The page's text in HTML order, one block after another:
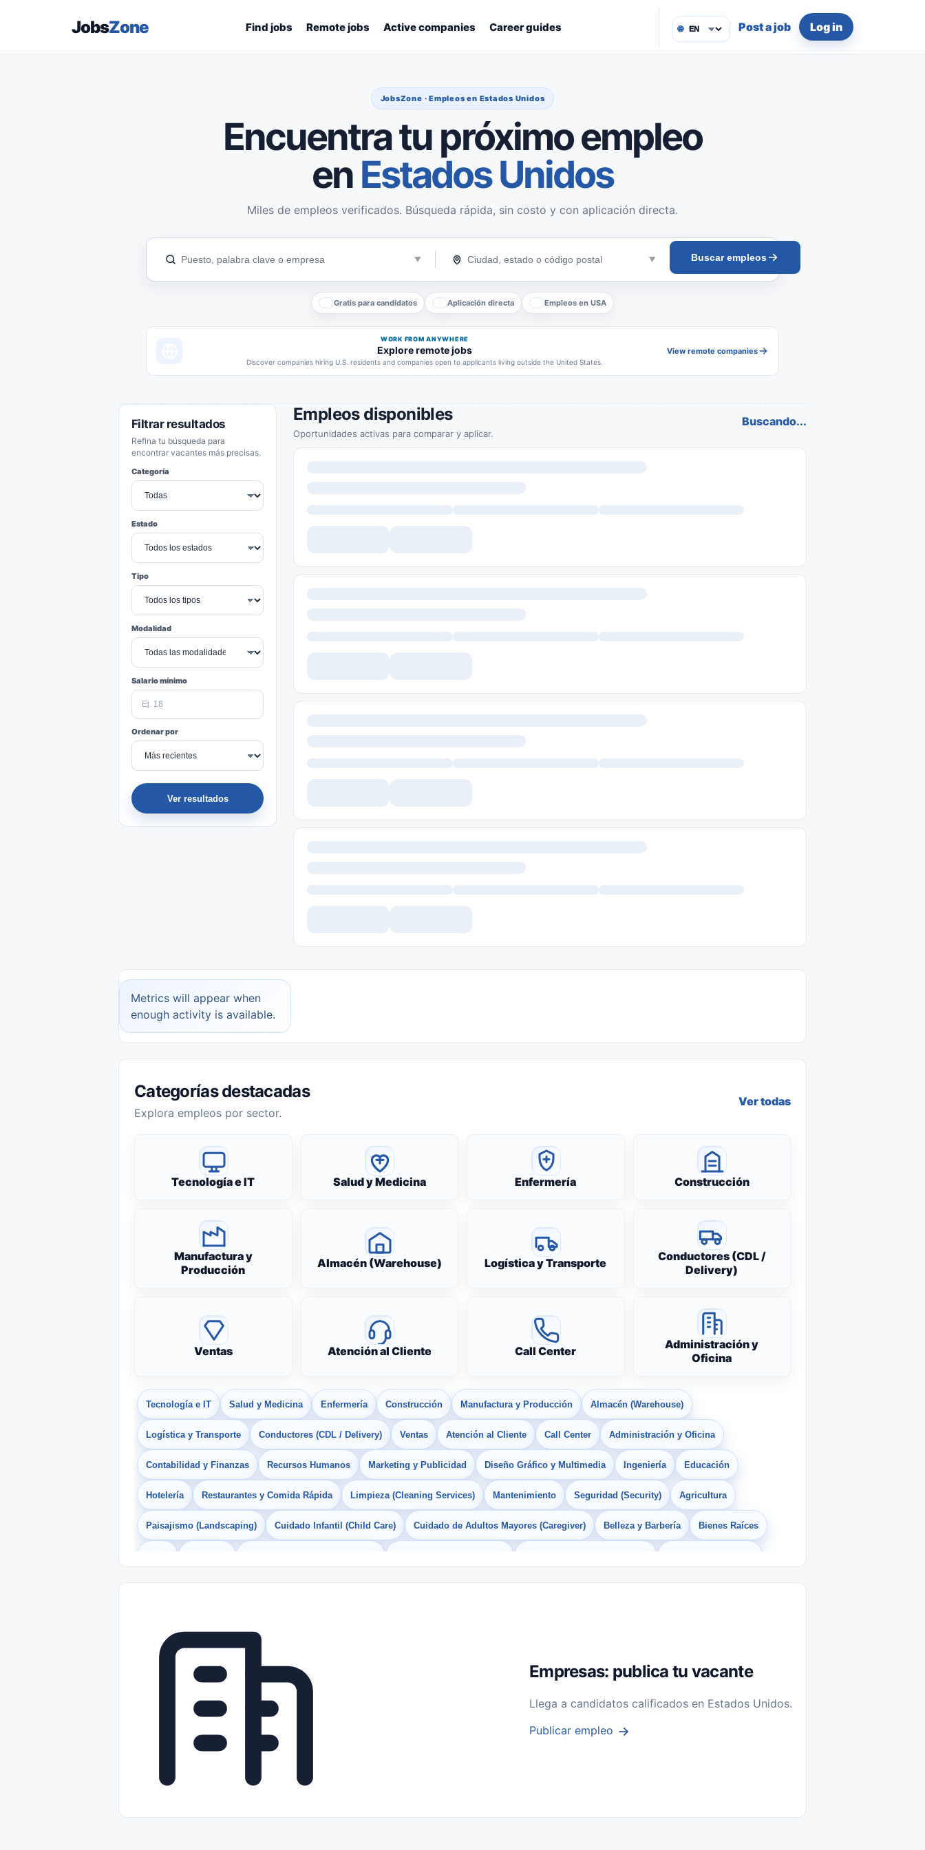
JobsZone Find jobs Remote jobs Active companies Career guides 🌐 Post a job Log in
JobsZone · Empleos en Estados Unidos
Encuentra tu próximo empleo
en Estados Unidos
Miles de empleos verificados. Búsqueda rápida, sin costo y con aplicación directa.
Buscar empleos
Gratis para candidatos Aplicación directa Empleos en USA
WORK FROM ANYWHERE
Explore remote jobs
Discover companies hiring U.S. residents and companies open to applicants living outside the United States.
View remote companies
Filtrar resultados
Refina tu búsqueda para
encontrar vacantes más precisas.
Categoría
Estado
Tipo
Modalidad
Salario mínimo
Ordenar por
Ver resultados
Empleos disponibles
Oportunidades activas para comparar y aplicar.
Buscando...
Metrics will appear when
enough activity is available.
Categorías destacadas
Explora empleos por sector.
Ver todas
Tecnología e IT Salud y Medicina Enfermería Construcción
Manufactura y
Producción
Almacén (Warehouse) Logística y Transporte
Conductores (CDL /
Delivery)
Ventas Atención al Cliente Call Center
Administración y
Oficina
Tecnología e IT Salud y Medicina Enfermería Construcción Manufactura y Producción Almacén (Warehouse)
Logística y Transporte Conductores (CDL / Delivery) Ventas Atención al Cliente Call Center Administración y Oficina
Contabilidad y Finanzas Recursos Humanos Marketing y Publicidad Diseño Gráfico y Multimedia Ingeniería Educación
Hotelería Restaurantes y Comida Rápida Limpieza (Cleaning Services) Mantenimiento Seguridad (Security) Agricultura
Paisajismo (Landscaping) Cuidado Infantil (Child Care) Cuidado de Adultos Mayores (Caregiver) Belleza y Barbería Bienes Raíces
Freelance Prácticas (Internships) Empleos para Estudiantes Empleos Bilingües (English/Spanish) Sin Experiencia
Telecomunicaciones
Empresas: publica tu vacante
Llega a candidatos calificados en Estados Unidos.
Publicar empleo